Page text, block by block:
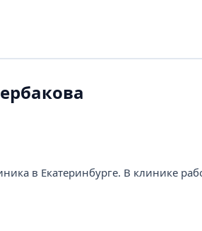
в Екатеринбурге. В клинике